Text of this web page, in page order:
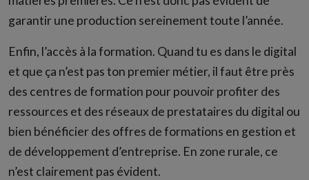
garantir une production sereinement toute l’année.
Enfin, l’accès à la formation. Quand tu es dans le digital
et que ça n’est pas ton premier métier, il faut être près
des centres de formation pour pouvoir profiter des
ressources et des réseaux de prestataires du digital ou
bien bénéficier des offres de formations en gestion et
de développement d’entreprise. En zone rurale, ce
n’est clairement pas évident.